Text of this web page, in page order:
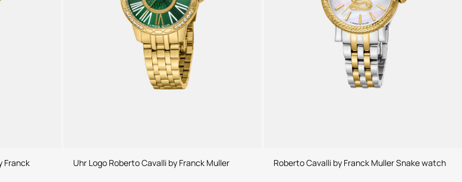
Franck
Uhr Logo Roberto Cavalli by Franck Muller Roberto Cavalli by Franck Muller Snake watch